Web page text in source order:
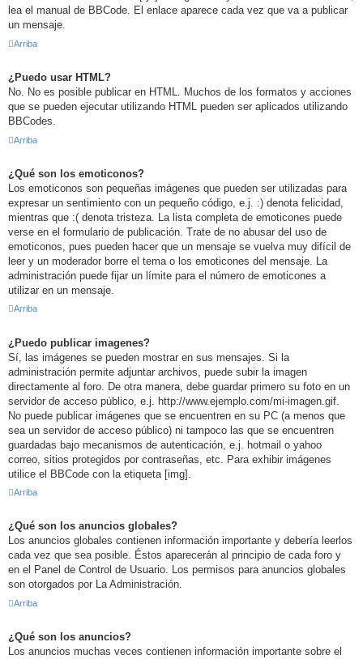
lea el manual de BBCode. El enlace aparece cada vez que va a publicar
un mensaje.
Arriba
¿Puedo usar HTML?
No. No es posible publicar en HTML. Muchos de los formatos y acciones
que se pueden ejecutar utilizando HTML pueden ser aplicados utilizando
BBCodes.
Arriba
¿Qué son los emoticonos?
Los emoticonos son pequeñas imágenes que pueden ser utilizadas para
expresar un sentimiento con un pequeño código, e.j. :) denota felicidad,
mientras que :( denota tristeza. La lista completa de emoticones puede
verse en el formulario de publicación. Trate de no abusar del uso de
emoticonos, pues pueden hacer que un mensaje se vuelva muy difícil de
leer y un moderador borre el tema o los emoticones del mensaje. La
administración puede fijar un límite para el número de emoticones a
utilizar en un mensaje.
Arriba
¿Puedo publicar imagenes?
Sí, las imágenes se pueden mostrar en sus mensajes. Si la
administración permite adjuntar archivos, puede subir la imagen
directamente al foro. De otra manera, debe guardar primero su foto en un
servidor de acceso público, e.j. http://www.ejemplo.com/mi-imagen.gif.
No puede publicar imágenes que se encuentren en su PC (a menos que
sea un servidor de acceso público) ni tampoco las que se encuentren
guardadas bajo mecanismos de autenticación, e.j. hotmail o yahoo
correo, sitios protegidos por contraseñas, etc. Para exhibir imágenes
utilice el BBCode con la etiqueta [img].
Arriba
¿Qué son los anuncios globales?
Los anuncios globales contienen información importante y debería leerlos
cada vez que sea posible. Éstos aparecerán al principio de cada foro y
en el Panel de Control de Usuario. Los permisos para anuncios globales
son otorgados por La Administración.
Arriba
¿Qué son los anuncios?
Los anuncios muchas veces contienen información importante sobre el